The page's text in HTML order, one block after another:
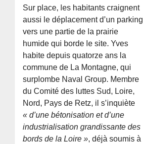
Sur place, les habitants craignent
aussi le déplacement d’un parking
vers une partie de la prairie
humide qui borde le site. Yves
habite depuis quatorze ans la
commune de La Montagne, qui
surplombe Naval Group. Membre
du Comité des luttes Sud, Loire,
Nord, Pays de Retz, il s’inquiète
« d’une bétonisation et d’une
industrialisation grandissante des
bords de la Loire », déjà soumis à